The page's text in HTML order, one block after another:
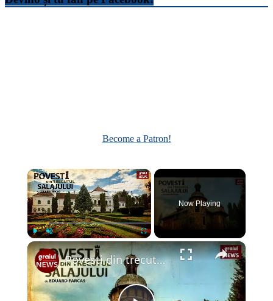
Become a Patron!
×
Play Unmute Fullscreen
Now Playing
×
Povesti din trecutul Salajului Episodul 1